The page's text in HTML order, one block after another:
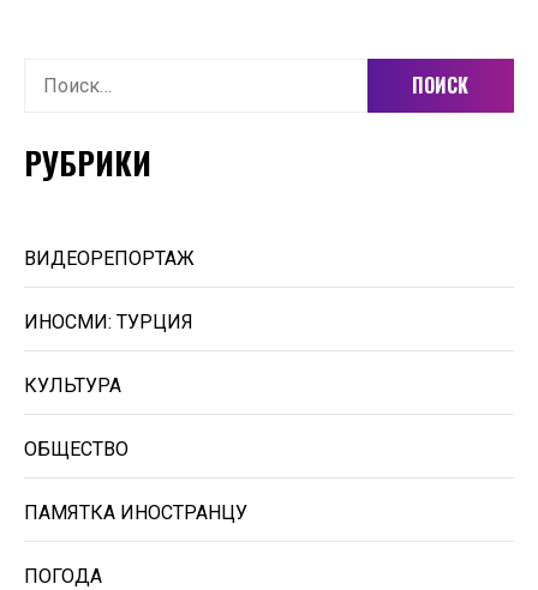
Найти:
РУБРИКИ
ВИДЕОРЕПОРТАЖ
ИНОСМИ: ТУРЦИЯ
КУЛЬТУРА
ОБЩЕСТВО
ПАМЯТКА ИНОСТРАНЦУ
ПОГОДА